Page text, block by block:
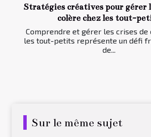
Stratégies créatives pour gérer
colère chez les tout-
Comprendre et gérer les crises de
les tout-petits représente un défi
de...
Sur le même sujet